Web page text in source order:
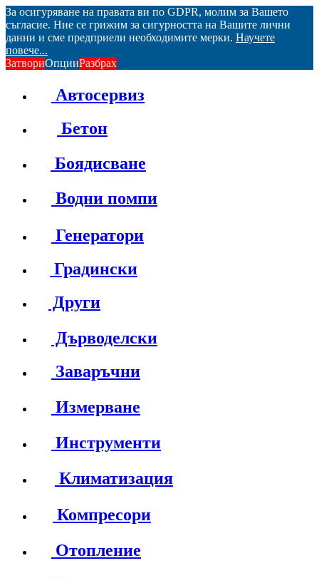
За осигуряване на правата ви по GDPR, молим за Вашето
съгласие. Ние се грижим за сигурността на Вашите лични
данни и сме предприели необходимите мерки. Научете
повече...
ЗатвориОпцииРазбрах
Автосервиз
Бетон
Боядисване
Водни помпи
Генератори
Градински
Други
Дърводелски
Заваръчни
Измерване
Инструменти
Климатизация
Компресори
Отопление